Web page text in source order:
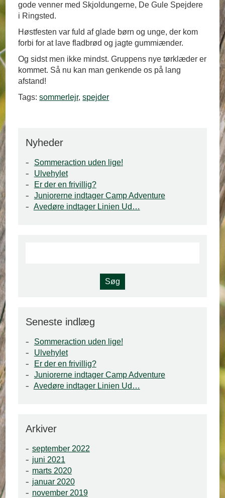
gode venner med Skjoldungerne, De Gule Spejdere
i Ringsted.
Høstfesten var fuld af glade børn og unge, der kom
forbi for at lave fladbrød og jagte gummiænder.
Og sidst men ikke mindst. Gruppens nye tørklæder er
kommet. Så nu kan man genkende os på lang
afstand!
Tags:sommerlejr,spejder
Nyheder
Sommeraction uden lige!
Ulvehylet
Er der en frivillig?
Juniorerne indtager Camp Adventure
Avedøre indtager Linien Ud…
Seneste indlæg
Sommeraction uden lige!
Ulvehylet
Er der en frivillig?
Juniorerne indtager Camp Adventure
Avedøre indtager Linien Ud…
Arkiver
september 2022
juni 2021
marts 2020
januar 2020
november 2019